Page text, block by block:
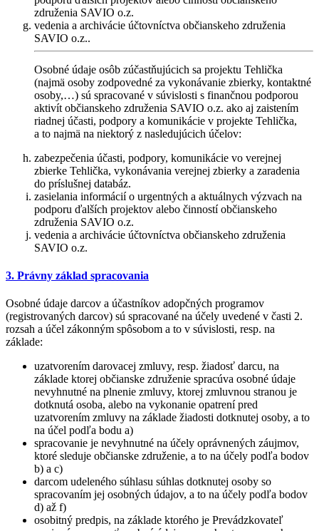
združenia SAVIO o.z.
vedenia a archivácie účtovníctva občianskeho združenia
SAVIO o.z..
Osobné údaje osôb zúčastňujúcich sa projektu Tehlička
(najmä osoby zodpovedné za vykonávanie zbierky, kontaktné
osoby,…) sú spracované v súvislosti s finančnou podporou
aktivít občianskeho združenia SAVIO o.z. ako aj zaistením
riadnej účasti, podpory a komunikácie v projekte Tehlička,
a to najmä na niektorý z nasledujúcich účelov:
zabezpečenia účasti, podpory, komunikácie vo verejnej
zbierke Tehlička, vykonávania verejnej zbierky a zaradenia
do príslušnej databáz.
zasielania informácií o urgentných a aktuálnych výzvach na
podporu ďalších projektov alebo činností občianskeho
združenia SAVIO o.z.
vedenia a archivácie účtovníctva občianskeho združenia
SAVIO o.z.
3. Právny základ spracovania
Osobné údaje darcov a účastníkov adopčných programov
(registrovaných darcov) sú spracované na účely uvedené v časti 2.
rozsah a účel zákonným spôsobom a to v súvislosti, resp. na
základe:
uzatvorením darovacej zmluvy, resp. žiadosť darcu, na
základe ktorej občianske združenie spracúva osobné údaje
nevyhnutné na plnenie zmluvy, ktorej zmluvnou stranou je
dotknutá osoba, alebo na vykonanie opatrení pred
uzatvorením zmluvy na základe žiadosti dotknutej osoby, a to
na účel podľa bodu a)
spracovanie je nevyhnutné na účely oprávnených záujmov,
ktoré sleduje občianske združenie, a to na účely podľa bodov
b) a c)
darcom udeleného súhlasu súhlas dotknutej osoby so
spracovaním jej osobných údajov, a to na účely podľa bodov
d) až f)
osobitný predpis, na základe ktorého je Prevádzkovateľ